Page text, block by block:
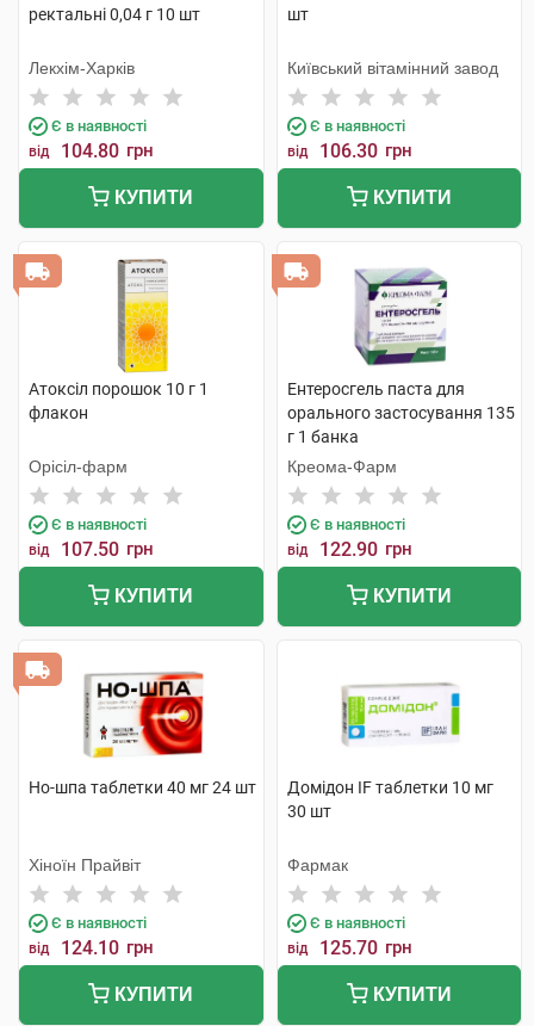
ректальні 0,04 г 10 шт
Лекхім-Харків
Є в наявності
від 104.80 грн
КУПИТИ
шт
Київський вітамінний завод
Є в наявності
від 106.30 грн
КУПИТИ
Атоксіл порошок 10 г 1
флакон
Орісіл-фарм
Є в наявності
від 107.50 грн
КУПИТИ
Ентеросгель паста для
орального застосування 135
г 1 банка
Креома-Фарм
Є в наявності
від 122.90 грн
КУПИТИ
Но-шпа таблетки 40 мг 24 шт
Хіноїн Прайвіт
Є в наявності
від 124.10 грн
КУПИТИ
Домідон IF таблетки 10 мг
30 шт
Фармак
Є в наявності
від 125.70 грн
КУПИТИ